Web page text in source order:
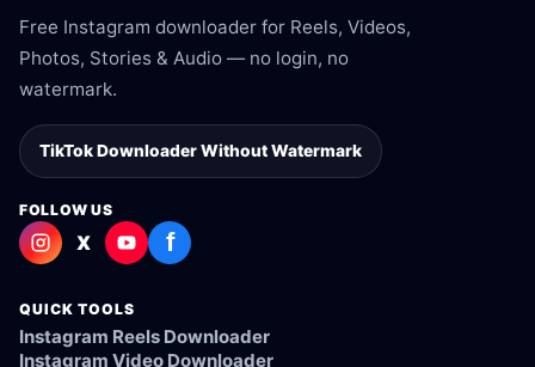
Free Instagram downloader for Reels, Videos,
Photos, Stories & Audio — no login, no
watermark.
TikTok Downloader Without Watermark
FOLLOW US
X f
QUICK TOOLS
Instagram Reels Downloader
Instagram Video Downloader